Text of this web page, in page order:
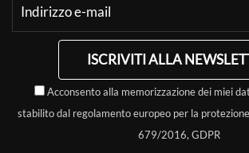
ISCRIVITI ALLA
Acconsento alla memorizzazione dei miei
stabilito dal regolamento europeo per la
679/2016, GDPR